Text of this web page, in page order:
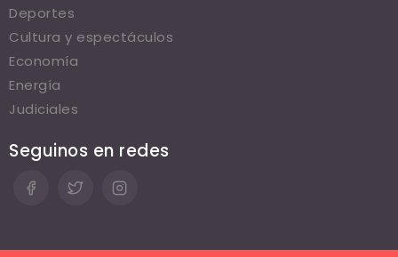
Deportes
Cultura y espectáculos
Economía
Energía
Judiciales
Seguinos en redes